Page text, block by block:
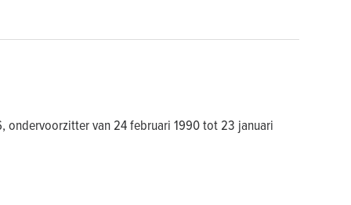
ondervoorzitter van 24 februari 1990 tot 23 januari